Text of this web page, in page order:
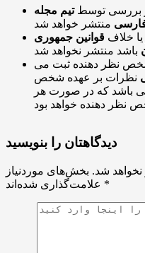
بررسی توسطتیم مجله
یا خلاف قوانین جمهوری
نظر دهنده ثبت می
نظرات بر عهده شخص
باشد که در صورت هر
دیدگاهتان را بنویسید
شد. بخش‌های موردنیاز
*